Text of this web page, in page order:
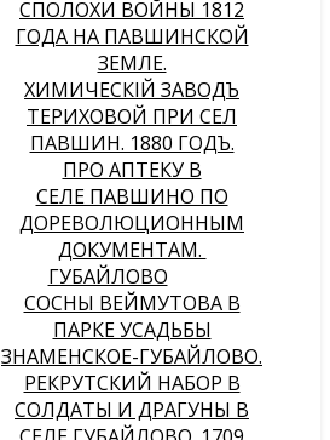
СПОЛОХИ ВОЙНЫ 1812
ГОДА НА ПАВШИНСКОЙ
ЗЕМЛЕ.
ХИМИЧЕСКIЙ ЗАВОДЪ
ТЕРИХОВОЙ ПРИ СЕЛѢ
ПАВШИНѢ. 1880 ГОДЪ.
ПРО АПТЕКУ В
СЕЛЕ ПАВШИНО ПО
ДОРЕВОЛЮЦИОННЫМ
ДОКУМЕНТАМ.
ГУБАЙЛОВО
СОСНЫ ВЕЙМУТОВА В
ПАРКЕ УСАДЬБЫ
ЗНАМЕНСКОЕ-ГУБАЙЛОВО.
РЕКРУТСКИЙ НАБОР В
СОЛДАТЫ И ДРАГУНЫ В